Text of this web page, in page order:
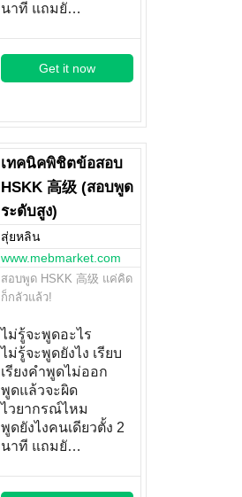
นาที แถมยั…
Get it now
เทคนิคพิชิตข้อสอบ
HSKK 高级 (สอบพูด
ระดับสูง)
สุ่ยหลิน
www.mebmarket.com
สอบพูด HSKK 高级 แค่คิด
ก็กลัวแล้ว!
ไม่รู้จะพูดอะไร
ไม่รู้จะพูดยังไง เรียบ
เรียงคำพูดไม่ออก
พูดแล้วจะผิด
ไวยากรณ์ไหม
พูดยังไงคนเดียวตั้ง 2
นาที แถมยั…